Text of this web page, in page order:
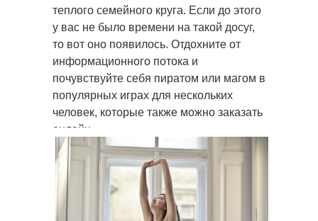
теплого семейного круга. Если до этого
у вас не было времени на такой досуг,
то вот оно появилось. Отдохните от
информационного потока и
почувствуйте себя пиратом или магом в
популярных играх для нескольких
человек, которые также можно заказать
онлайн.